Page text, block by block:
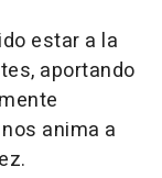
estar a la
aportando
anima a